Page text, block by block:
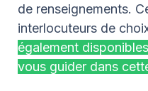
de renseignements.
interlocuteurs de
également
vous guider dans